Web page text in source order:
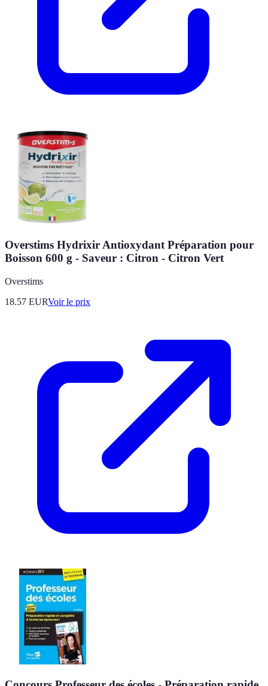
Overstims Hydrixir Antioxydant Préparation pour
Boisson 600 g - Saveur : Citron - Citron Vert
Overstims
18.57 EURVoir le prix